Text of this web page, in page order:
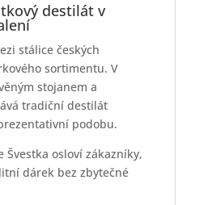
destilát v
stálice českých
sortimentu. V
stojanem a
tradiční destilát
podobu.
Švestka osloví zákazníky,
dárek bez zbytečné